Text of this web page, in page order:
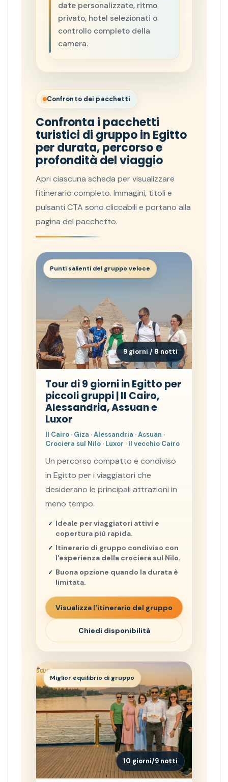
date personalizzate, ritmo
privato, hotel selezionati o
controllo completo della
camera.
Confronto dei pacchetti
Confronta i pacchetti
turistici di gruppo in Egitto
per durata, percorso e
profondità del viaggio
Apri ciascuna scheda per visualizzare
l'itinerario completo. Immagini, titoli e
pulsanti CTA sono cliccabili e portano alla
pagina del pacchetto.
Punti salienti del gruppo veloce
9 giorni / 8 notti
Tour di 9 giorni in Egitto per
piccoli gruppi | Il Cairo,
Alessandria, Assuan e
Luxor
Il Cairo · Giza · Alessandria · Assuan ·
Crociera sul Nilo · Luxor · Il vecchio Cairo
Un percorso compatto e condiviso
in Egitto per i viaggiatori che
desiderano le principali attrazioni in
meno tempo.
Ideale per viaggiatori attivi e
copertura più rapida.
Itinerario di gruppo condiviso con
l'esperienza della crociera sul Nilo.
Buona opzione quando la durata è
limitata.
Visualizza l'itinerario del gruppo
Chiedi disponibilità
Miglior equilibrio di gruppo
10 giorni/9 notti